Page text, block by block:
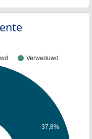
Verweduwd
37,8%